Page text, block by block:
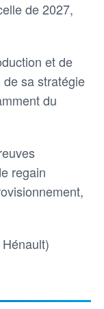
de 2027,
et de
sa stratégie
du
regain